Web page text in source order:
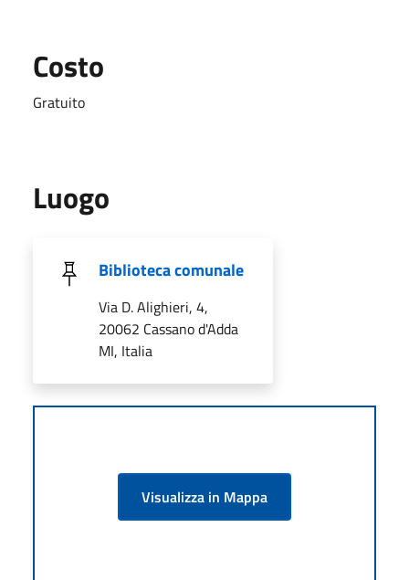
Costo
Gratuito
Luogo
Biblioteca comunale
Via D. Alighieri, 4,
20062 Cassano d'Adda
MI, Italia
Visualizza in Mappa